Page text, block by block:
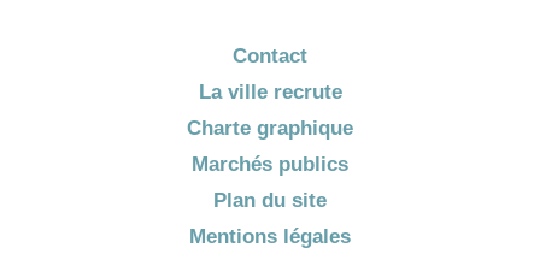
Contact
La ville recrute
Charte graphique
Marchés publics
Plan du site
Mentions légales